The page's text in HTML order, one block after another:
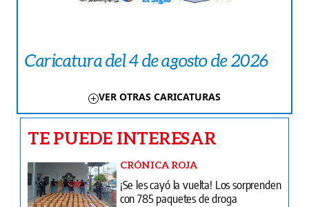
Caricatura del 4 de agosto de 2026
VER OTRAS CARICATURAS
TE PUEDE INTERESAR
CRÓNICA ROJA
¡Se les cayó la vuelta! Los sorprenden
con 785 paquetes de droga